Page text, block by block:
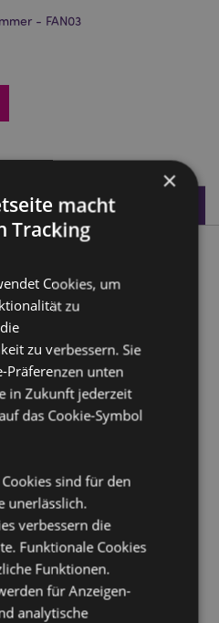
- FAN03
3 Jahre
den Einkauf bei Puckator
unserenLeitfaden für
6.5cm Tiefe 3.5cm
×
macht
Tracking
Cookies, um
zu
zu verbessern. Sie
Präferenzen unten
in Zukunft jederzeit
das Cookie-Symbol
sind für den
unerlässlich.
verbessern die
Funktionale Cookies
Funktionen.
für Anzeigen-
analytische